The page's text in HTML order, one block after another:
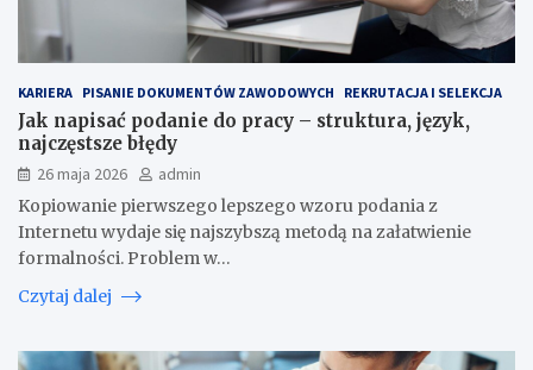
KARIERA PISANIE DOKUMENTÓW ZAWODOWYCH REKRUTACJA I SELEKCJA
Jak napisać podanie do pracy – struktura, język,
najczęstsze błędy
26 maja 2026
admin
Kopiowanie pierwszego lepszego wzoru podania z
Internetu wydaje się najszybszą metodą na załatwienie
formalności. Problem w…
Czytaj dalej